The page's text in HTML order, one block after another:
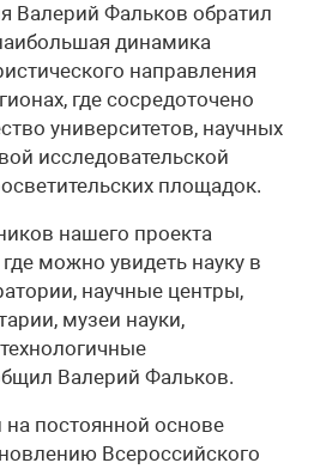
Валерий Фальков обратил
динамика
направления
где сосредоточено
университетов, научных
исследовательской
площадок.
нашего проекта
можно увидеть науку в
научные центры,
музеи науки,
Валерий Фальков.
постоянной основе
Всероссийского